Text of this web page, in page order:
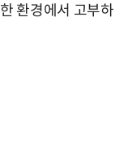
환경에서 고부하